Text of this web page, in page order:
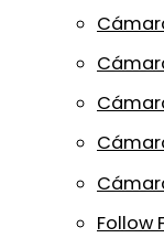
Follow